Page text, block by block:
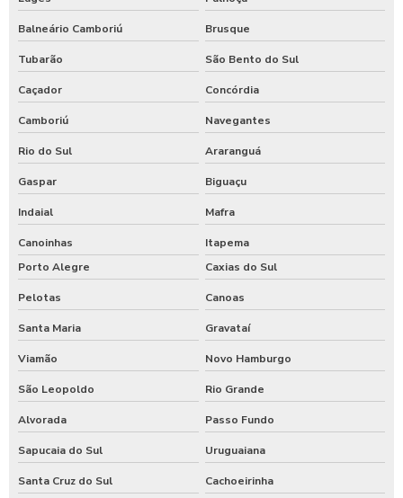
Balneário Camboriú Brusque
Tubarão São Bento do Sul
Caçador Concórdia
Camboriú Navegantes
Rio do Sul Araranguá
Gaspar Biguaçu
Indaial Mafra
Canoinhas
Itapema
Porto Alegre
Caxias do Sul
Pelotas Canoas
Santa Maria Gravataí
Viamão Novo Hamburgo
São Leopoldo Rio Grande
Alvorada Passo Fundo
Sapucaia do Sul Uruguaiana
Santa Cruz do Sul Cachoeirinha